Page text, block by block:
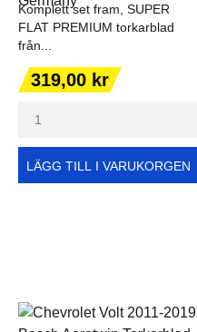
Komplett set fram, SUPER
FLAT PREMIUM torkarblad
från...
Pris
319,00 kr
LÄGG TILL I VARUKORGEN